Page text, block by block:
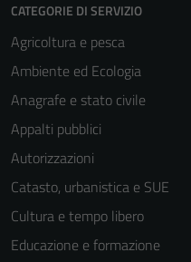
CATEGORIE DI SERVIZIO
Agricoltura e pesca
Ambiente ed Ecologia
Anagrafe e stato civile
Appalti pubblici
Autorizzazioni
Catasto, urbanistica e SUE
Cultura e tempo libero
Educazione e formazione